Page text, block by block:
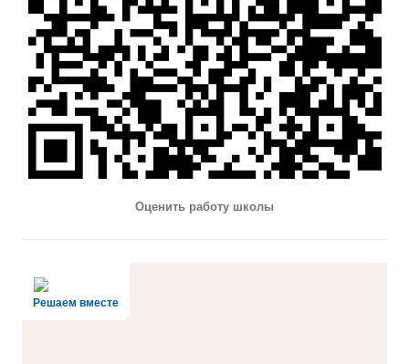
Оценить работу школы
Решаем вместе